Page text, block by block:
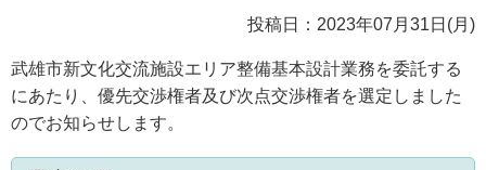
投稿日：2023年07月31日(月)
武雄市新文化交流施設エリア整備基本設計業務を委託する
にあたり、 優先交渉権者及び次点交渉権者を選定しました
のでお知らせします。